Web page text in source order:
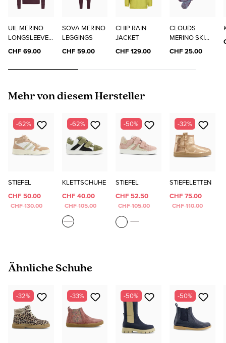
UIL MERINO
LONGSLEEVE
"ELO"
CHF 69.00
SOVA MERINO
LEGGINGS
CHF 59.00
CHIP RAIN
JACKET
CHF 129.00
CLOUDS
MERINO SKI
SOCKS
CHF 25.00
Produktgalerie überspringen
Mehr von diesem Hersteller
-62%
STIEFEL
CHF 50.00
CHF 130.00
-62%
KLETTSCHUHE
CHF 40.00
CHF 105.00
-50%
STIEFEL
CHF 52.50
CHF 105.00
-32%
STIEFELETTEN
CHF 75.00
CHF 110.00
Produktgalerie überspringen
Ähnliche Schuhe
-32% -33% -50% -50%